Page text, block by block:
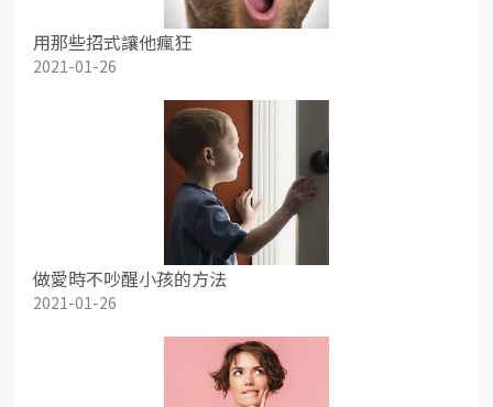
用那些招式讓他瘋狂
2021-01-26
做愛時不吵醒小孩的方法
2021-01-26